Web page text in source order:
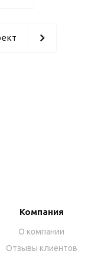
Компания
О компании
Отзывы клиентов